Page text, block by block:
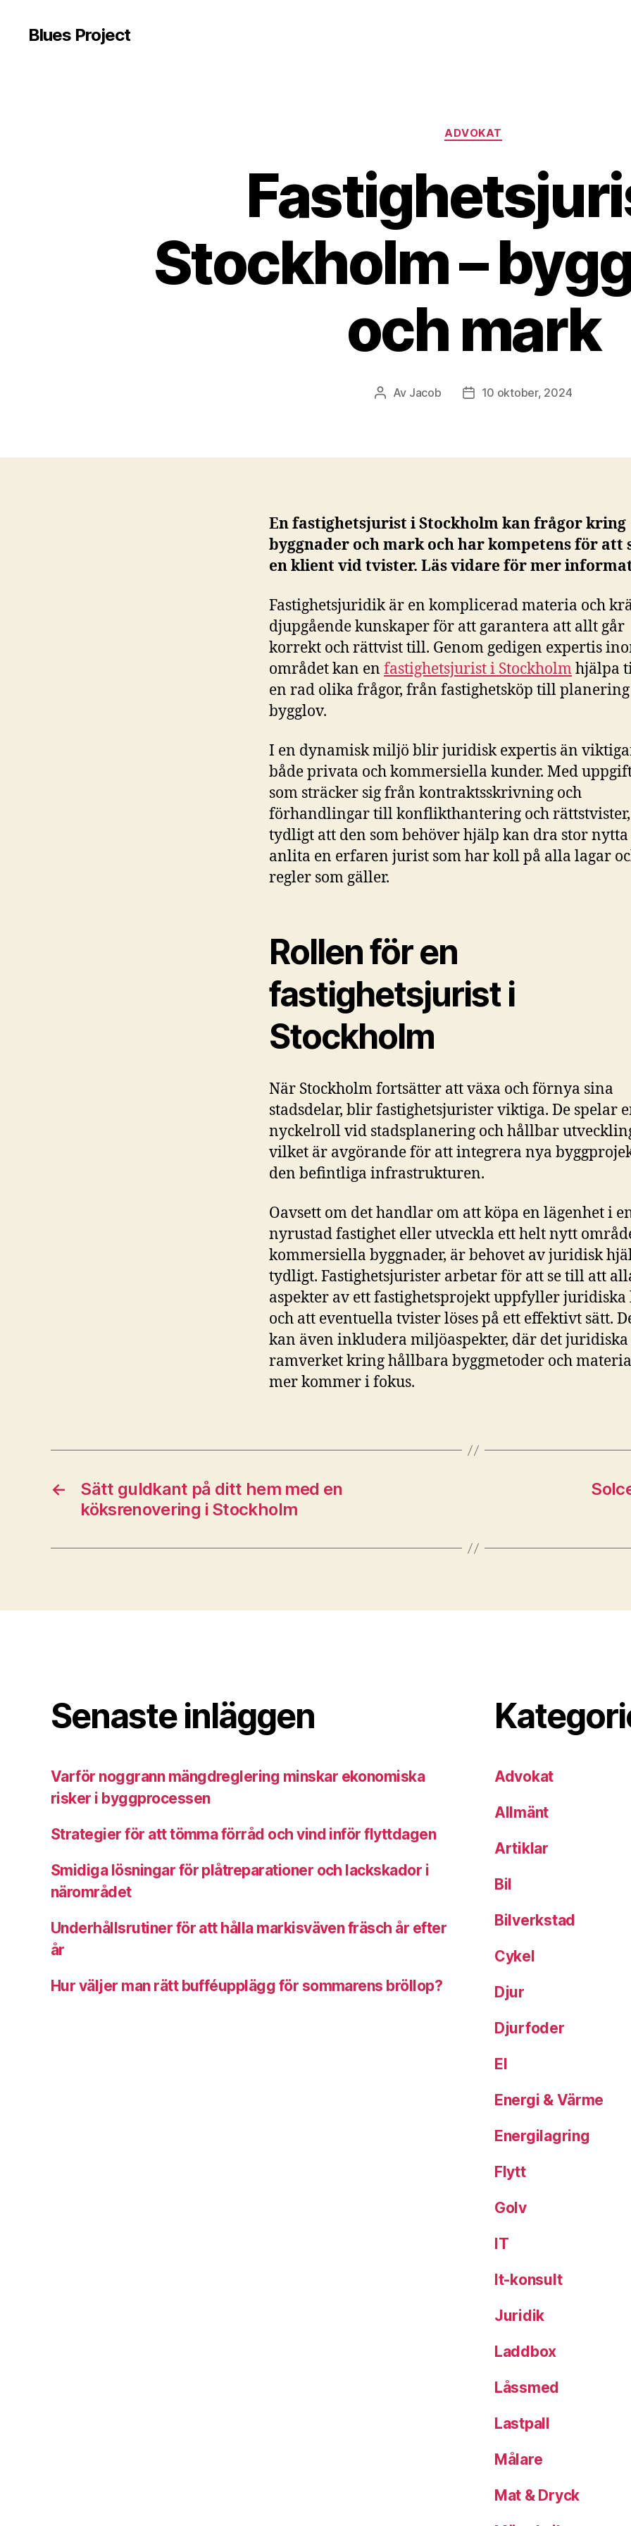
Blues Project
Kategorier
ADVOKAT
Stockholm –
och mark
Inläggsförfattare
Av Jacob Inläggsdatum
10 oktober, 2024
En fastighetsjurist i Stockholm kan frågor kring
byggnader och mark och har kompetens för att
en klient vid tvister. Läs vidare för mer
Fastighetsjuridik är en komplicerad materia och
djupgående kunskaper för att garantera att allt går
korrekt och rättvist till. Genom gedigen expertis
området kan en fastighetsjurist i Stockholmhjälpa
en rad olika frågor, från fastighetsköp till
bygglov.
I en dynamisk miljö blir juridisk expertis än
både privata och kommersiella kunder. Med
som sträcker sig från kontraktsskrivning och
förhandlingar till konflikthantering och
tydligt att den som behöver hjälp kan dra stor
anlita en erfaren jurist som har koll på alla lagar
regler som gäller.
Rollen för en
fastighetsjurist i
Stockholm
När Stockholm fortsätter att växa och förnya sina
stadsdelar, blir fastighetsjurister viktiga. De spelar
nyckelroll vid stadsplanering och hållbar
vilket är avgörande för att integrera nya
den befintliga infrastrukturen.
Oavsett om det handlar om att köpa en lägenhet i
nyrustad fastighet eller utveckla ett helt nytt
kommersiella byggnader, är behovet av juridisk
tydligt. Fastighetsjurister arbetar för att se till att
aspekter av ett fastighetsprojekt uppfyller juridiska
och att eventuella tvister löses på ett effektivt sätt.
kan även inkludera miljöaspekter, där det juridiska
ramverket kring hållbara byggmetoder och
mer kommer i fokus.
←
Sätt guldkant på ditt hem med en
köksrenovering i Stockholm
Senaste inläggen
Varför noggrann mängdreglering minskar ekonomiska
risker i byggprocessen
Strategier för att tömma förråd och vind inför flyttdagen
Smidiga lösningar för plåtreparationer och lackskador i
närområdet
Underhållsrutiner för att hålla markisväven fräsch år efter
år
Hur väljer man rätt bufféupplägg för sommarens bröllop?
Advokat
Allmänt
Artiklar
Bil
Bilverkstad
Cykel
Djur
Djurfoder
El
Energi & Värme
Energilagring
Flytt
Golv
IT
It-konsult
Juridik
Laddbox
Låssmed
Lastpall
Målare
Mat & Dryck